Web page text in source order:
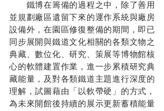
鐵博在籌備的過程之中，除了善用
並規劃廠區遺留下來的運作系統與廠房
設備外，在園區修復整備的期間，即已
同步展開與鐵道文化相關的各類文物之
典藏、數位化、研究、策展等博物館核
心的軟體建置作業，進一步累積研究典
藏能量，及對各類鐵道主題進行深度的
理解，試圖藉由「以軟帶硬」的方式，
為未來開館後持續的展示更新蓄積能量